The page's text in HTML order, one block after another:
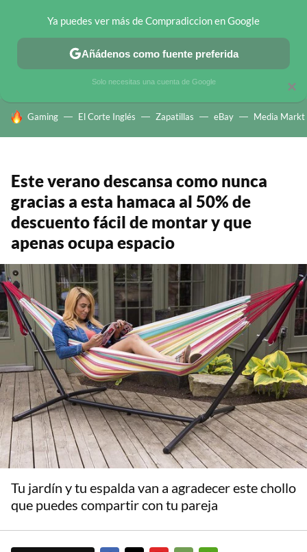
CHOLLOS TELEGRAM OFERTAS EN MÓVILES OFERTAS EN
HOY SE HABLA DE
Gaming El Corte Inglés Zapatillas eBay Media Markt
Este verano descansa como nunca
gracias a esta hamaca al 50% de
descuento fácil de montar y que
apenas ocupa espacio
Tu jardín y tu espalda van a agradecer este chollo
que puedes compartir con tu pareja
×
Ya puedes ver más de Compradiccion en Google
Añádenos como fuente preferida
Solo necesitas una cuenta de Google